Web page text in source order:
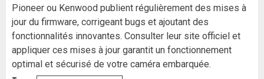
Pioneer ou Kenwood publient régulièrement des mises à
jour du firmware, corrigeant bugs et ajoutant des
fonctionnalités innovantes. Consulter leur site officiel et
appliquer ces mises à jour garantit un fonctionnement
optimal et sécurisé de votre caméra embarquée.